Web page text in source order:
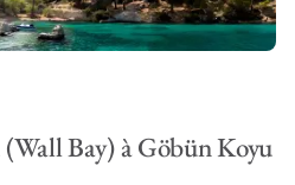
Bay) à Göbün Koyu